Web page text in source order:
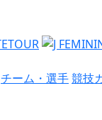
チーム・選手競技